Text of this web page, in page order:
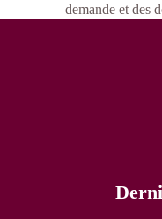
demande et des